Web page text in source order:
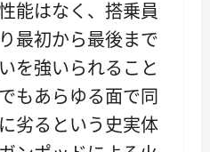
能はなく、搭乗員
最初から最後まで
を強いられること
もあらゆる面で同
劣るという史実体